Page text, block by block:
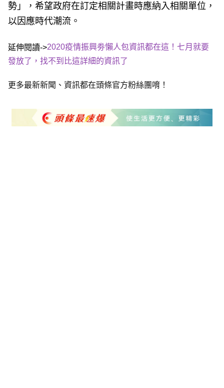
勢」，希望政府在訂定相關計畫時應納入相關單位，
以因應時代潮流。
延伸閱讀->2020疫情振興劵懶人包資訊都在這！七月就要
發放了，找不到比這詳細的資訊了
更多最新新聞、資訊都在頭條官方粉絲團唷！